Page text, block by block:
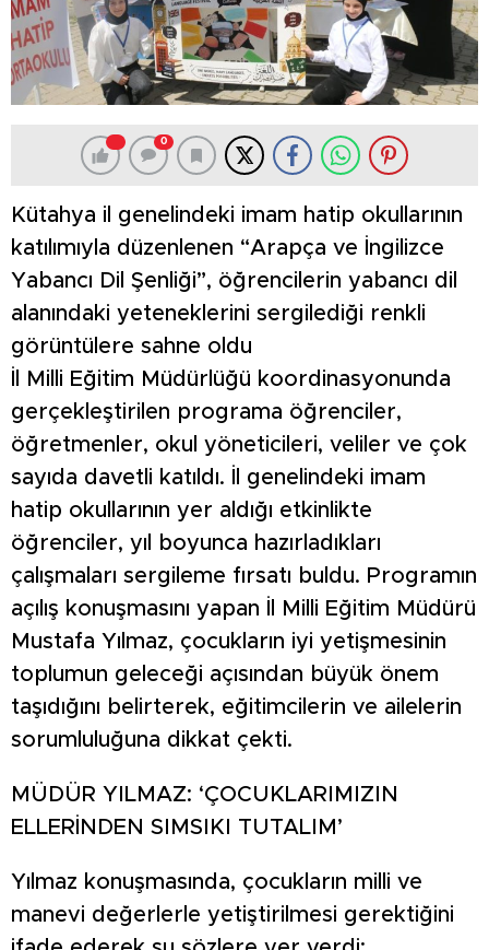
0
Kütahya il genelindeki imam hatip okullarının
katılımıyla düzenlenen “Arapça ve İngilizce
Yabancı Dil Şenliği”, öğrencilerin yabancı dil
alanındaki yeteneklerini sergilediği renkli
görüntülere sahne oldu
İl Milli Eğitim Müdürlüğü koordinasyonunda
gerçekleştirilen programa öğrenciler,
öğretmenler, okul yöneticileri, veliler ve çok
sayıda davetli katıldı. İl genelindeki imam
hatip okullarının yer aldığı etkinlikte
öğrenciler, yıl boyunca hazırladıkları
çalışmaları sergileme fırsatı buldu. Programın
açılış konuşmasını yapan İl Milli Eğitim Müdürü
Mustafa Yılmaz, çocukların iyi yetişmesinin
toplumun geleceği açısından büyük önem
taşıdığını belirterek, eğitimcilerin ve ailelerin
sorumluluğuna dikkat çekti.
MÜDÜR YILMAZ: ‘ÇOCUKLARIMIZIN
ELLERİNDEN SIMSIKI TUTALIM’
Yılmaz konuşmasında, çocukların milli ve
manevi değerlerle yetiştirilmesi gerektiğini